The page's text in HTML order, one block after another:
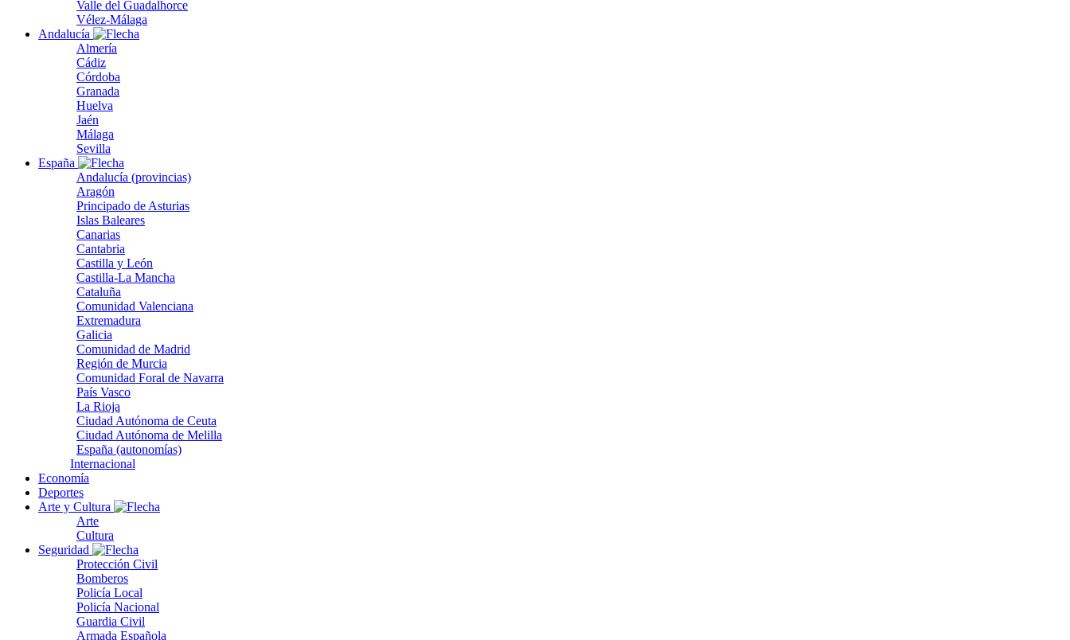
Valle del Guadalhorce
Vélez-Málaga
Andalucía
Almería
Cádiz
Córdoba
Granada
Huelva
Jaén
Málaga
Sevilla
España
Andalucía (provincias)
Aragón
Principado de Asturias
Islas Baleares
Canarias
Cantabria
Castilla y León
Castilla-La Mancha
Cataluña
Comunidad Valenciana
Extremadura
Galicia
Comunidad de Madrid
Región de Murcia
Comunidad Foral de Navarra
País Vasco
La Rioja
Ciudad Autónoma de Ceuta
Ciudad Autónoma de Melilla
España (autonomías)
Internacional
Economía
Deportes
Arte y Cultura
Arte
Cultura
Seguridad
Protección Civil
Bomberos
Policía Local
Policía Nacional
Guardia Civil
Armada Española